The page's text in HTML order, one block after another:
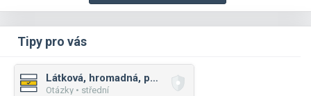
Tipy pro vás
Látková, hromadná, pomnožná
Otázky • střední